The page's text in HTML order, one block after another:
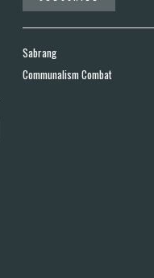
Sabrang
Communalism Combat